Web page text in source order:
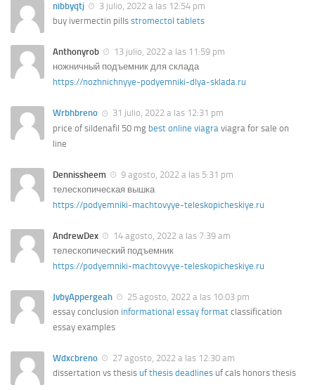
nibbyqtj
3 julio, 2022 a las 12:54 pm
buy ivermectin pills stromectol tablets
Anthonyrob
13 julio, 2022 a las 11:59 pm
ножничный подъемник для склада
https://nozhnichnyye-podyemniki-dlya-sklada.ru
Wrbhbreno
31 julio, 2022 a las 12:31 pm
price of sildenafil 50 mg best online viagra viagra for sale on
line
Dennissheem
9 agosto, 2022 a las 5:31 pm
телескопическая вышка
https://podyemniki-machtovyye-teleskopicheskiye.ru
AndrewDex
14 agosto, 2022 a las 7:39 am
телескопический подъемник
https://podyemniki-machtovyye-teleskopicheskiye.ru
JvbyAppergeah
25 agosto, 2022 a las 10:03 pm
essay conclusion informational essay format classification
essay examples
Wdxcbreno
27 agosto, 2022 a las 12:30 am
dissertation vs thesis uf thesis deadlines uf cals honors thesis